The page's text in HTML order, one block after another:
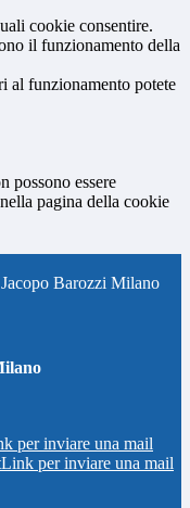
cookie consentire.
il funzionamento della
al funzionamento potete
possono essere
pagina della cookie
Barozzi Milano
per inviare una mail
Link per inviare una mail